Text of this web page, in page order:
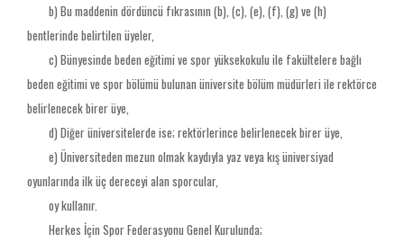
b) Bu maddenin dördüncü fıkrasının (b), (c), (e), (f), (g) ve (h)
bentlerinde belirtilen üyeler,
c) Bünyesinde beden eğitimi ve spor yüksekokulu ile fakültelere bağlı
beden eğitimi ve spor bölümü bulunan üniversite bölüm müdürleri ile rektörce
belirlenecek birer üye,
d) Diğer üniversitelerde ise; rektörlerince belirlenecek birer üye,
e) Üniversiteden mezun olmak kaydıyla yaz veya kış üniversiyad
oyunlarında ilk üç dereceyi alan sporcular,
oy kullanır.
Herkes İçin Spor Federasyonu Genel Kurulunda;